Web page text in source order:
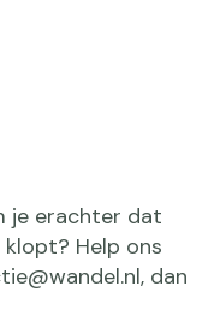
je erachter dat
Help ons
dan